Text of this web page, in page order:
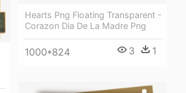
Hearts Png Floating Transparent -
Corazon Dia De La Madre Png
1000*824 3 1